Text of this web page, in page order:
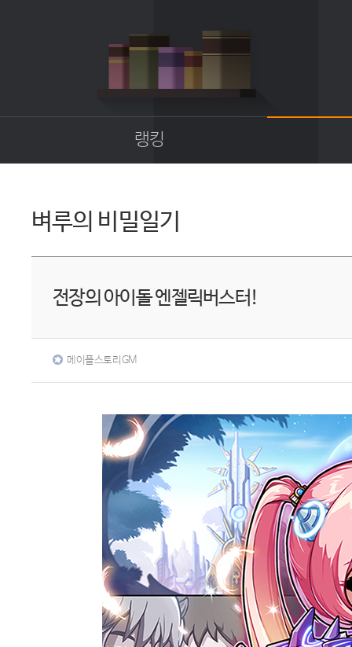
랭킹
벼루의 비밀일기
전장의 아이돌 엔젤릭버스터!
메이플스토리GM